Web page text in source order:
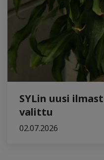
SYLin uusi
valittu
02.07.2026